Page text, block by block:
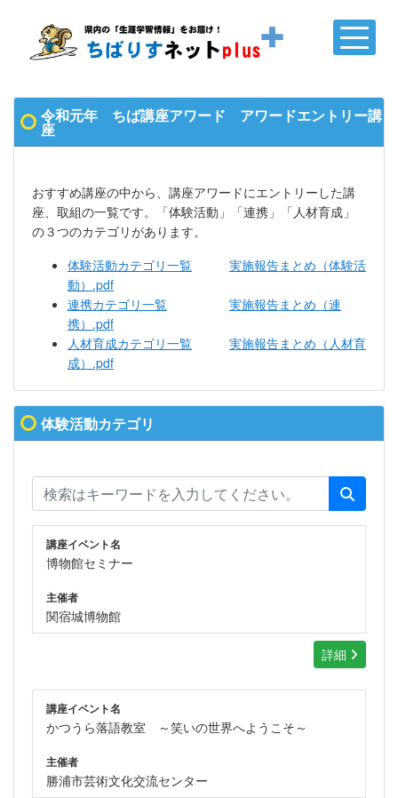
令和元年 ちば講座アワード アワードエントリー講
座
おすすめ講座の中から、講座アワードにエントリーした講
座、取組の一覧です。「体験活動」「連携」「人材育成」
の３つのカテゴリがあります。
体験活動カテゴリ一覧
実施報告まとめ（体験活
動）.pdf
連携カテゴリ一覧
実施報告まとめ（連
携）.pdf
人材育成カテゴリ一覧
実施報告まとめ（人材育
成）.pdf
体験活動カテゴリ
講座イベント名
博物館セミナー
主催者
関宿城博物館
詳細
講座イベント名
かつうら落語教室 ～笑いの世界へようこそ～
主催者
勝浦市芸術文化交流センター